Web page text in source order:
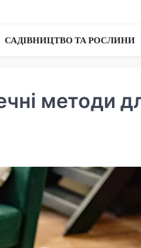
САДІВНИЦТВО ТА РОСЛИНИ
методи